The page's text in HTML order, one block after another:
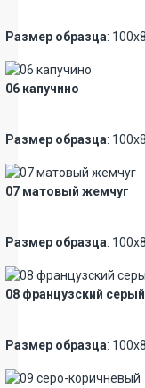
Размер образца:
06 капучино
Размер образца:
07 матовый жемчуг
Размер образца:
08 французский серый
Размер образца: